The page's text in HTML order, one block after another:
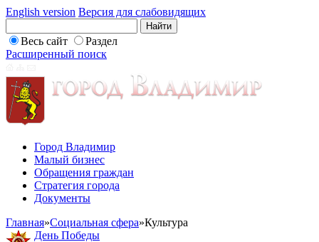
English version Версия для слабовидящих
Весь сайт
Раздел
Расширенный поиск
Город Владимир
Малый бизнес
Обращения граждан
Стратегия города
Документы
Главная»Социальная сфера»Культура
День Победы